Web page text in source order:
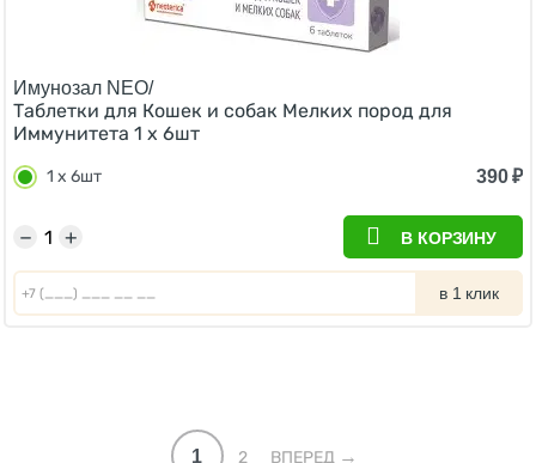
Имунозал NEO/
Таблетки для Кошек и собак Мелких пород для
Иммунитета 1 х 6шт
1 х 6шт 390₽
+
− В КОРЗИНУ
в 1 клик
1 2 ВПЕРЕД